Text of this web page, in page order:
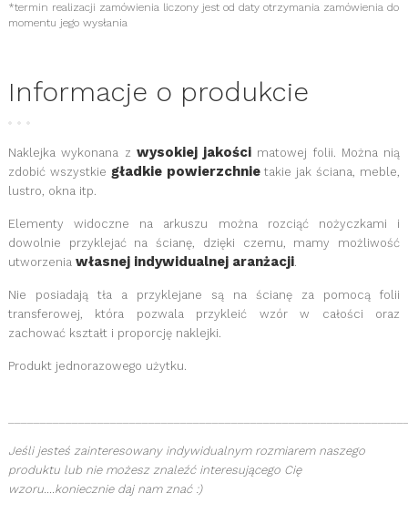
*termin realizacji zamówienia liczony jest od daty otrzymania zamówienia do
momentu jego wysłania
Informacje o produkcie
Naklejka wykonana z wysokiej jakości matowej folii. Można nią
zdobić wszystkie gładkie powierzchnietakie jak ściana, meble,
lustro, okna itp.
Elementy widoczne na arkuszu można rozciąć nożyczkami i
dowolnie przyklejać na ścianę, dzięki czemu, mamy możliwość
utworzenia własnej indywidualnej aranżacji.
Nie posiadają tła a przyklejane są na ścianę za pomocą folii
transferowej, która pozwala przykleić wzór w całości oraz
zachować kształt i proporcję naklejki.
Produkt jednorazowego użytku.
Jeśli jesteś zainteresowany indywidualnym rozmiarem naszego
produktu lub nie możesz znaleźć interesującego Cię
wzoru....koniecznie daj nam znać :)